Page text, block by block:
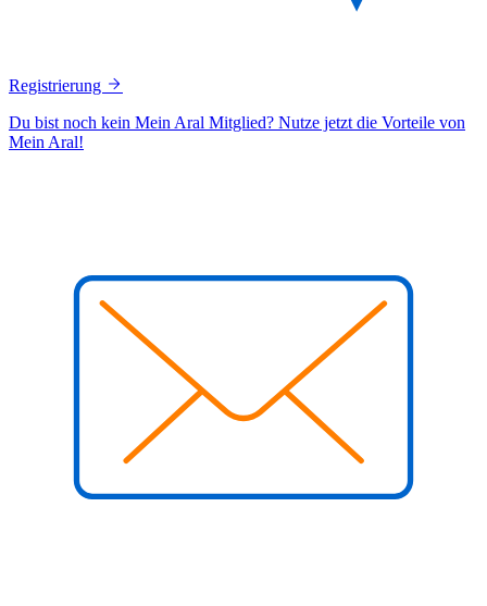
Registrierung
Du bist noch kein Mein Aral Mitglied? Nutze jetzt die Vorteile von
Mein Aral!